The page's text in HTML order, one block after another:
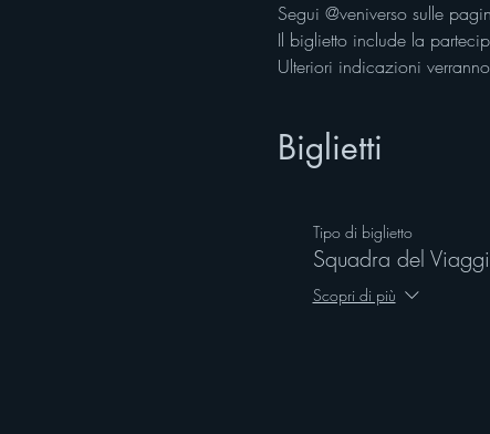
Segui @veniverso sulle
Il biglietto include la
Ulteriori indicazioni
Biglietti
Tipo di biglietto
Squadra del
Scopri di più